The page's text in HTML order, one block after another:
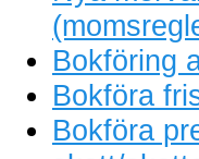
Bokföring
Bokföra
Bokföra